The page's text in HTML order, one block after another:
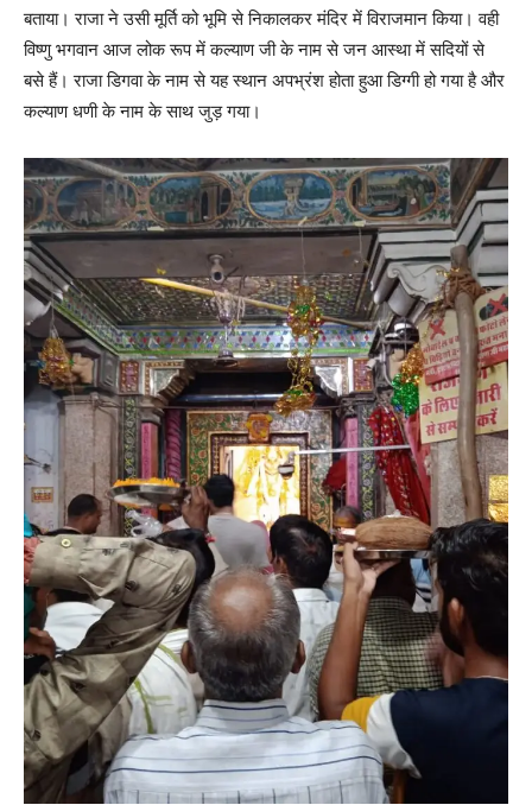
बताया। राजा ने उसी मूर्ति को भूमि से निकालकर मंदिर में विराजमान किया। वही
विष्णु भगवान आज लोक रूप में कल्याण जी के नाम से जन आस्था में सदियों से
बसे हैं। राजा डिगवा के नाम से यह स्थान अपभ्रंश होता हुआ डिग्गी हो गया है और
कल्याण धणी के नाम के साथ जुड़ गया।